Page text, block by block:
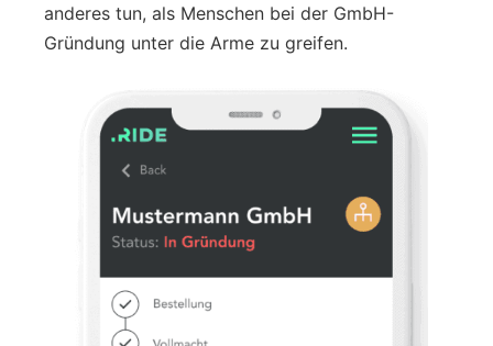
anderes tun, als Menschen bei der GmbH-
Gründung unter die Arme zu greifen.